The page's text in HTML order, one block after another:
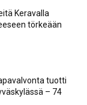
Keravalla
törkeään
tuotti
– 74